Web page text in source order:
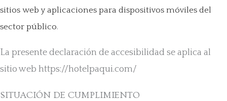
sitios web y aplicaciones para dispositivos móviles del
sector público.
La presente declaración de accesibilidad se aplica al
sitio web https://hotelpaqui.com/
SITUACIÓN DE CUMPLIMIENTO